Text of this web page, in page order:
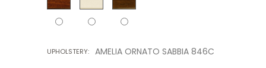
UPHOLSTERY: AMELIA ORNATO SABBIA 846C